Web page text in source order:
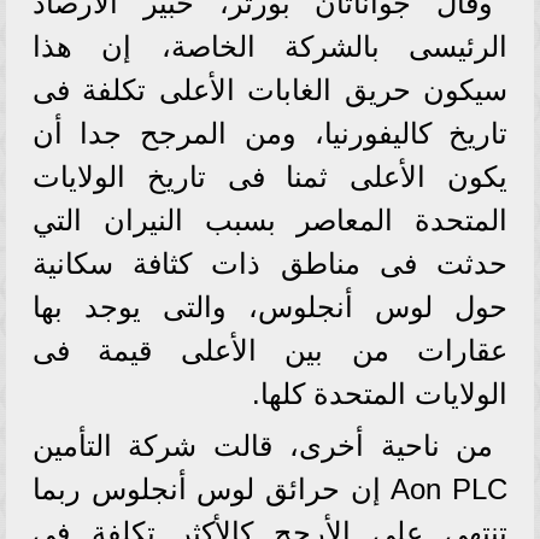
الرئيسى بالشركة الخاصة، إن هذا
سيكون حريق الغابات الأعلى تكلفة فى
تاريخ كاليفورنيا، ومن المرجح جدا أن
يكون الأعلى ثمنا فى تاريخ الولايات
المتحدة المعاصر بسبب النيران التي
حدثت فى مناطق ذات كثافة سكانية
حول لوس أنجلوس، والتى يوجد بها
عقارات من بين الأعلى قيمة فى
الولايات المتحدة كلها.
من ناحية أخرى، قالت شركة التأمين
Aon PLC إن حرائق لوس أنجلوس ربما
تنتهى على الأرجح كالأكثر تكلفة فى